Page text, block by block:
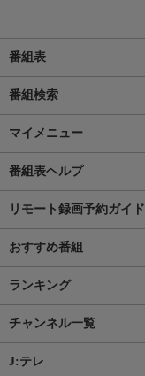
番組表
番組検索
マイメニュー
番組表ヘルプ
リモート録画予約ガイド
おすすめ番組
ランキング
チャンネル一覧
J:テレ